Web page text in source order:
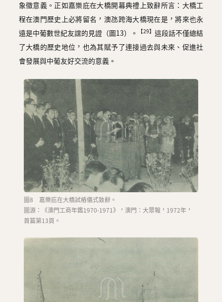
象徵意義。正如嘉樂庇在大橋開幕典禮上致辭所言：大橋工
程在澳門歷史上必將留名，澳氹跨海大橋現在是，將來也永
遠是中葡數世紀友誼的見證（圖13）。
【29】這段話不僅總結
了大橋的歷史地位，也為其賦予了連接過去與未來、促進社
會發展與中葡友好交流的意義。
圖8 嘉樂庇在大橋試樁儀式致辭。
圖源：《澳門工商年鑑1970-1971》，澳門：大眾報，1972年，
首篇第13頁。